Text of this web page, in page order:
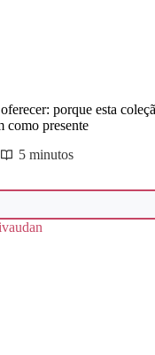
porque esta
como presente
5 minutos